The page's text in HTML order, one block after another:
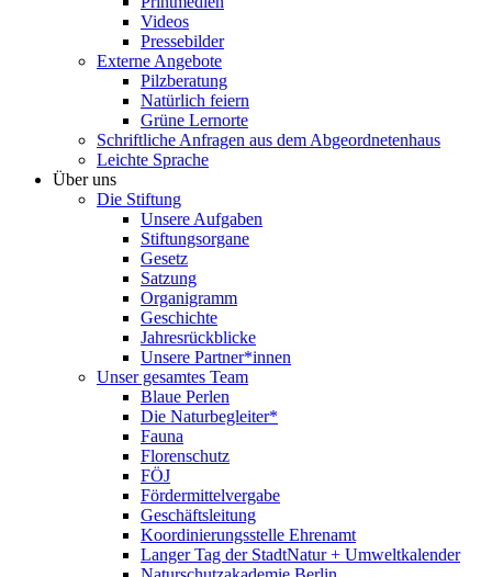
Videos
Pressebilder
Externe Angebote
Pilzberatung
Natürlich feiern
Grüne Lernorte
Schriftliche Anfragen aus dem Abgeordnetenhaus
Leichte Sprache
Über uns
Die Stiftung
Unsere Aufgaben
Stiftungsorgane
Gesetz
Satzung
Organigramm
Geschichte
Jahresrückblicke
Unsere Partner*innen
Unser gesamtes Team
Blaue Perlen
Die Naturbegleiter*
Fauna
Florenschutz
FÖJ
Fördermittelvergabe
Geschäftsleitung
Koordinierungsstelle Ehrenamt
Langer Tag der StadtNatur + Umweltkalender